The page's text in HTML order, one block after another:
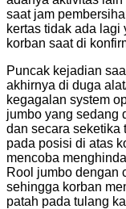
saat jam
kertas tidak ada lagi
korban saat di
Puncak kejadian
akhirnya di duga
kegagalan system
jumbo yang sedang
dan secara seketika
pada posisi di atas
mencoba
Rool jumbo dengan
sehingga korban
patah pada tulang